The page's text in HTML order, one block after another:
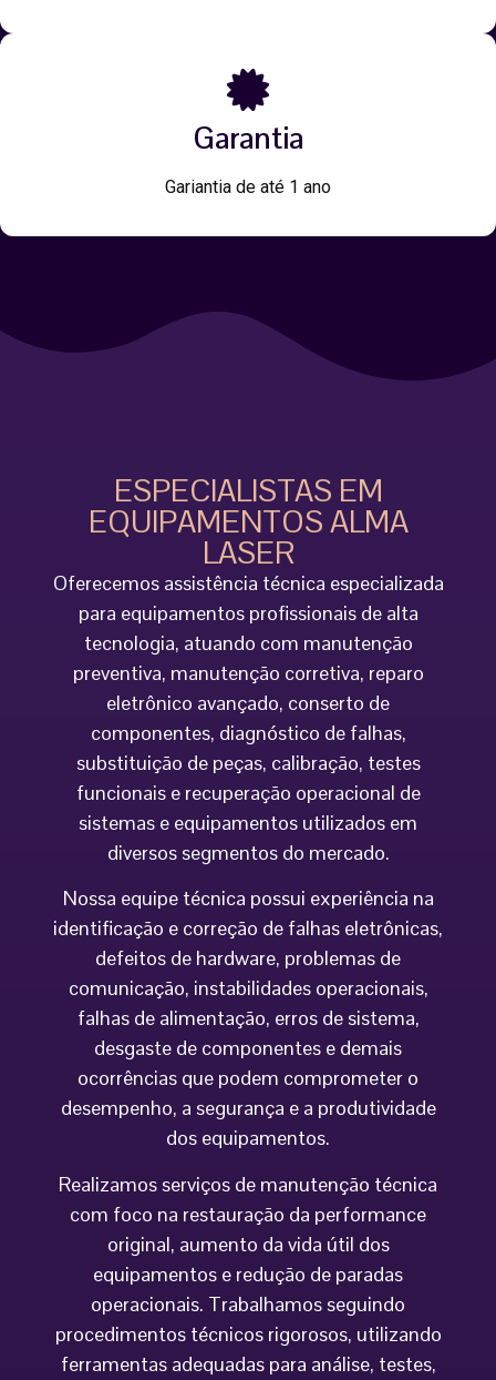
Garantia
Gariantia de até 1 ano
ESPECIALISTAS EM
EQUIPAMENTOS ALMA
LASER
Oferecemos assistência técnica especializada
para equipamentos profissionais de alta
tecnologia, atuando com manutenção
preventiva, manutenção corretiva, reparo
eletrônico avançado, conserto de
componentes, diagnóstico de falhas,
substituição de peças, calibração, testes
funcionais e recuperação operacional de
sistemas e equipamentos utilizados em
diversos segmentos do mercado.
Nossa equipe técnica possui experiência na
identificação e correção de falhas eletrônicas,
defeitos de hardware, problemas de
comunicação, instabilidades operacionais,
falhas de alimentação, erros de sistema,
desgaste de componentes e demais
ocorrências que podem comprometer o
desempenho, a segurança e a produtividade
dos equipamentos.
Realizamos serviços de manutenção técnica
com foco na restauração da performance
original, aumento da vida útil dos
equipamentos e redução de paradas
operacionais. Trabalhamos seguindo
procedimentos técnicos rigorosos, utilizando
ferramentas adequadas para análise, testes,